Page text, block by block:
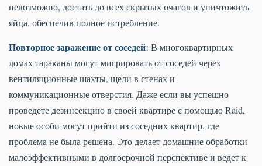
невозможно, достать до всех скрытых очагов и уничтожить
яйца, обеспечив полное истребление.
Повторное заражение от соседей: В многоквартирных
домах тараканы могут мигрировать от соседей через
вентиляционные шахты, щели в стенах и
коммуникационные отверстия. Даже если вы успешно
проведете дезинсекцию в своей квартире с помощью Raid,
новые особи могут прийти из соседних квартир, где
проблема не была решена. Это делает домашние обработки
малоэффективными в долгосрочной перспективе и ведет к